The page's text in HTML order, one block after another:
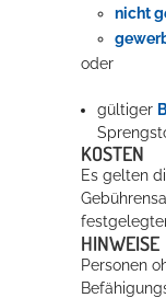
nicht
oder
gültiger
KOSTEN
Es gelten
HINWEISE
Personen